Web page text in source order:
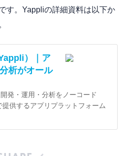
す。Yappliの詳細資料は以下か
）｜ア
析がオール
発・運用・分析をノーコード
提供するアプリプラットフォーム